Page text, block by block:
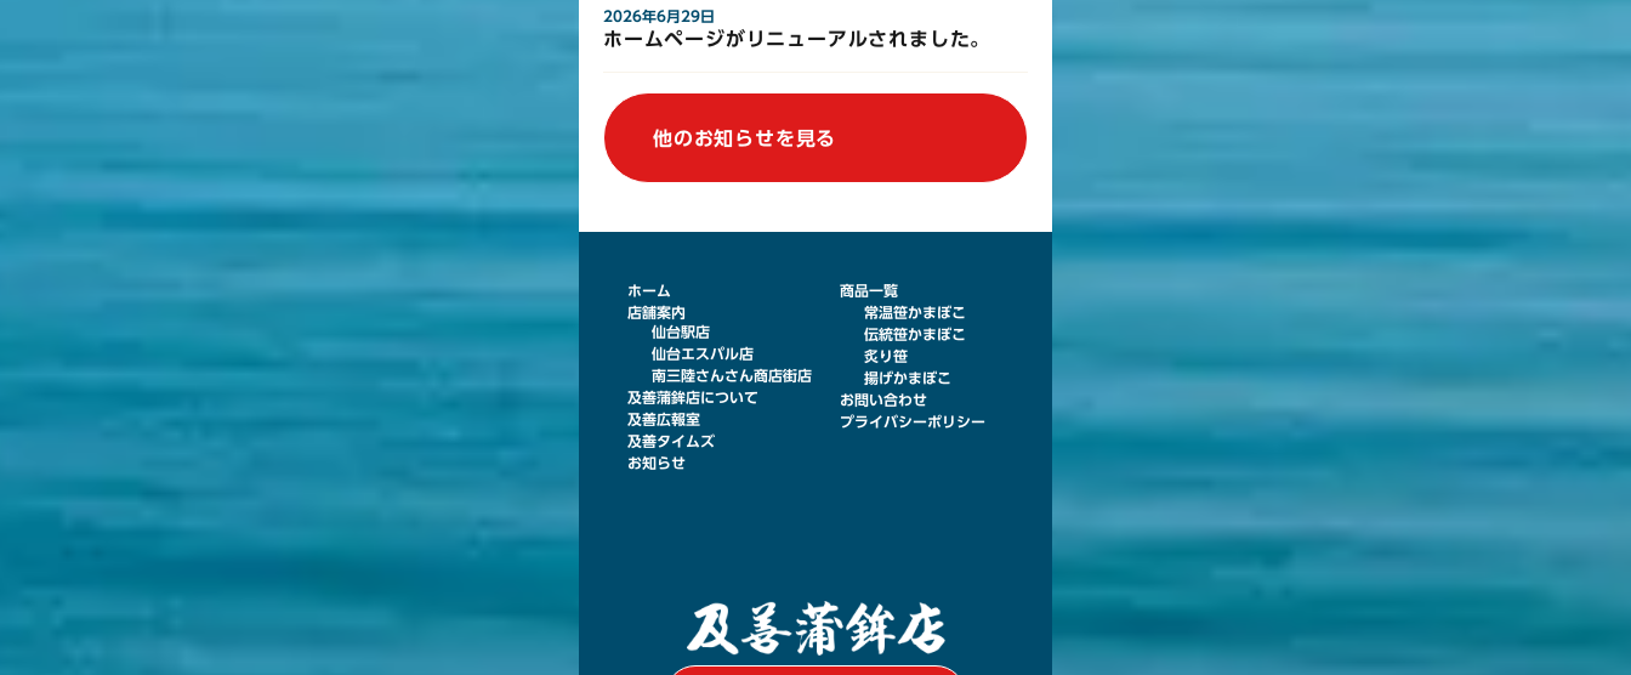
2026年6月29日
ホームページがリニューアルされました。
他のお知らせを見る
ホーム
店舗案内
仙台駅店
仙台エスパル店
南三陸さんさん商店街店
及善蒲鉾店について
及善広報室
及善タイムズ
お知らせ
商品一覧
常温笹かまぼこ
伝統笹かまぼこ
炙り笹
揚げかまぼこ
お問い合わせ
プライバシーポリシー